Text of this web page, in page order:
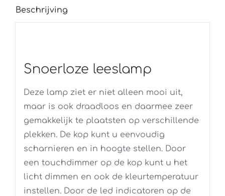
Beschrijving
Snoerloze leeslamp
Deze lamp ziet er niet alleen mooi uit,
maar is ook draadloos en daarmee zeer
gemakkelijk te plaatsten op verschillende
plekken. De kop kunt u eenvoudig
scharnieren en in hoogte stellen. Door
een touchdimmer op de kop kunt u het
licht dimmen en ook de kleurtemperatuur
instellen. Door de led indicatoren op de